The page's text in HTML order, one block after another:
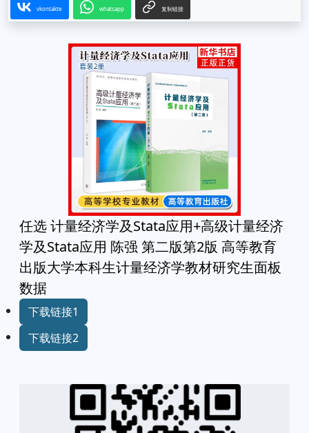
vkontakte whatsapp 复制链接
任选 计量经济学及Stata应用+高级计量经济
学及Stata应用 陈强 第二版第2版 高等教育
出版大学本科生计量经济学教材研究生面板
数据
下载链接1
下载链接2